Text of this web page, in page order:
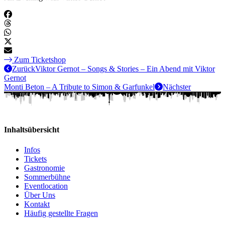
Zum Ticketshop
ZurückViktor Gernot – Songs & Stories – Ein Abend mit Viktor
Gernot
Monti Beton – A Tribute to Simon & Garfunkel
Nächster
Inhaltsübersicht
Infos
Tickets
Gastronomie
Sommerbühne
Eventlocation
Über Uns
Kontakt
Häufig gestellte Fragen